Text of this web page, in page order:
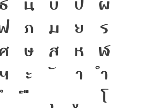
ภ ม ย ร
ษ ส ห ฬ
ฯ ะ า ำ
โ